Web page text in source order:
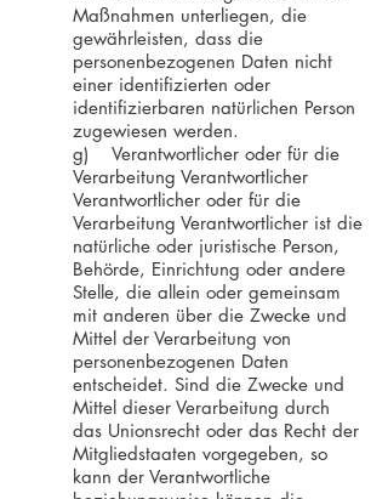
Maßnahmen unterliegen, die
gewährleisten, dass die
personenbezogenen Daten nicht
einer identifizierten oder
identifizierbaren natürlichen Person
zugewiesen werden.
g) Verantwortlicher oder für die
Verarbeitung Verantwortlicher
Verantwortlicher oder für die
Verarbeitung Verantwortlicher ist die
natürliche oder juristische Person,
Behörde, Einrichtung oder andere
Stelle, die allein oder gemeinsam
mit anderen über die Zwecke und
Mittel der Verarbeitung von
personenbezogenen Daten
entscheidet. Sind die Zwecke und
Mittel dieser Verarbeitung durch
das Unionsrecht oder das Recht der
Mitgliedstaaten vorgegeben, so
kann der Verantwortliche